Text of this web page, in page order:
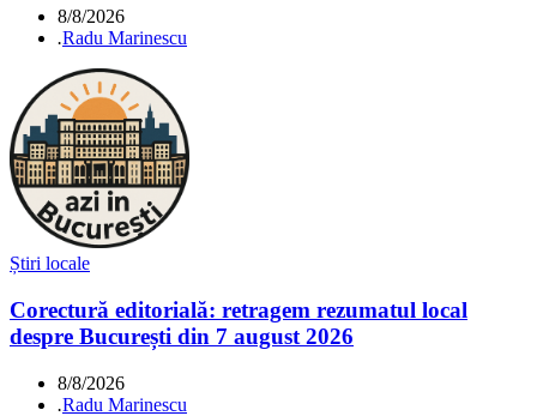
8/8/2026
.Radu Marinescu
Știri locale
Corectură editorială: retragem rezumatul local
despre București din 7 august 2026
8/8/2026
.Radu Marinescu